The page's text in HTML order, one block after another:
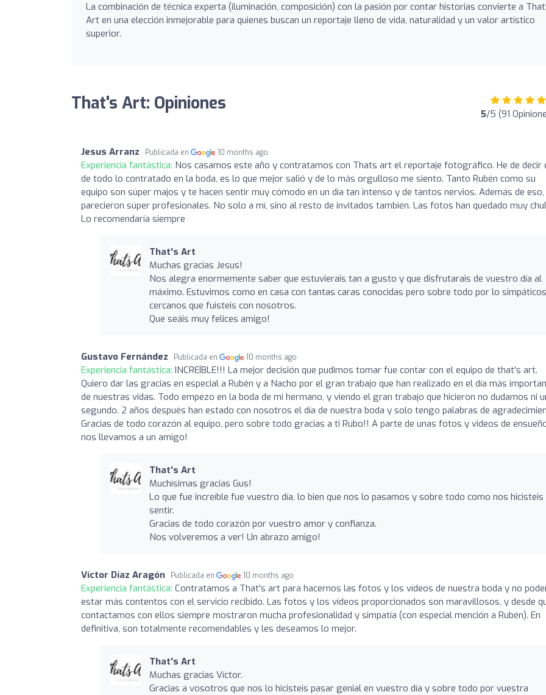
La combinación de técnica experta (iluminación, composición) con la pasión por contar historias convierte a
Art en una elección inmejorable para quienes buscan un reportaje lleno de vida, naturalidad y un valor artístico
superior.
That's Art: Opiniones 5/5 (91
Jesus Arranz Publicada en 10 months ago
Experiencia fantástica: Nos casamos este año y contratamos con Thats art el reportaje fotográfico. He de decir
de todo lo contratado en la boda, es lo que mejor salió y de lo más orgulloso me siento. Tanto Rubén como su
equipo son súper majos y te hacen sentir muy cómodo en un día tan intenso y de tantos nervios. Además de
parecieron súper profesionales. No solo a mí, sino al resto de invitados también. Las fotos han quedado muy
Lo recomendaría siempre
That's Art
Muchas gracias Jesus!
Nos alegra enormemente saber que estuvierais tan a gusto y que disfrutarais de vuestro día al
máximo. Estuvimos como en casa con tantas caras conocidas pero sobre todo por lo
cercanos que fuisteis con nosotros.
Que seáis muy felices amigo!
Gustavo Fernández Publicada en 10 months ago
Experiencia fantástica: INCREÍBLE!!! La mejor decisión que pudimos tomar fue contar con el equipo de that's art.
Quiero dar las gracias en especial a Rubén y a Nacho por el gran trabajo que han realizado en el día más
de nuestras vidas. Todo empezo en la boda de mi hermano, y viendo el gran trabajo que hicieron no dudamos ni
segundo. 2 años después han estado con nosotros el día de nuestra boda y solo tengo palabras de
Gracias de todo corazón al equipo, pero sobre todo gracias a ti Rubo!! A parte de unas fotos y videos de
nos llevamos a un amigo!
That's Art
Muchísimas gracias Gus!
Lo que fue increíble fue vuestro día, lo bien que nos lo pasamos y sobre todo como nos hicisteis
sentir.
Gracias de todo corazón por vuestro amor y confianza.
Nos volveremos a ver! Un abrazo amigo!
Víctor Díaz Aragón Publicada en 10 months ago
Experiencia fantástica: Contratamos a That's art para hacernos las fotos y los vídeos de nuestra boda y no
estar más contentos con el servicio recibido. Las fotos y los vídeos proporcionados son maravillosos, y desde
contactamos con ellos siempre mostraron mucha profesionalidad y simpatía (con especial mención a Rubén). En
definitiva, son totalmente recomendables y les deseamos lo mejor.
That's Art
Muchas gracias Víctor.
Gracias a vosotros que nos lo hicisteis pasar genial en vuestro día y sobre todo por vuestra